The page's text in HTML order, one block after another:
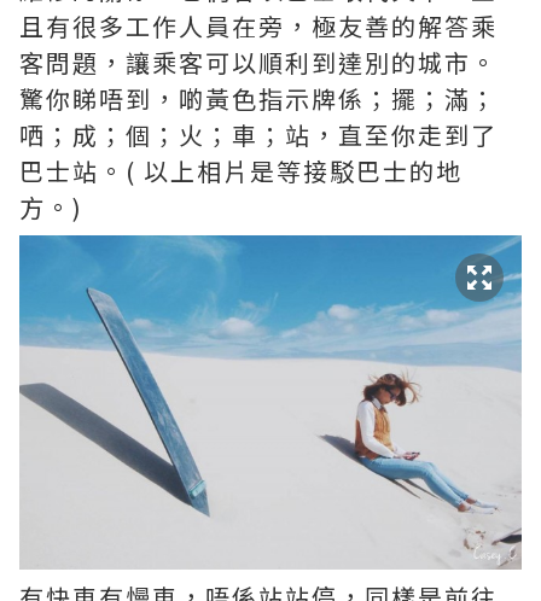
且有很多工作人員在旁，極友善的解答乘
客問題，讓乘客可以順利到達別的城市。
驚你睇唔到，啲黃色指示牌係；擺；滿；
哂；成；個；火；車；站，直至你走到了
巴士站。( 以上相片是等接駁巴士的地
方。)